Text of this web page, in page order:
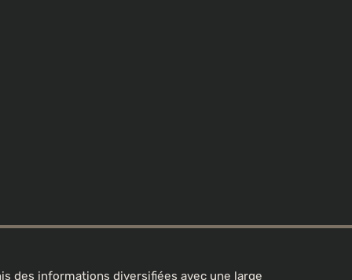
des informations diversifiées avec une large